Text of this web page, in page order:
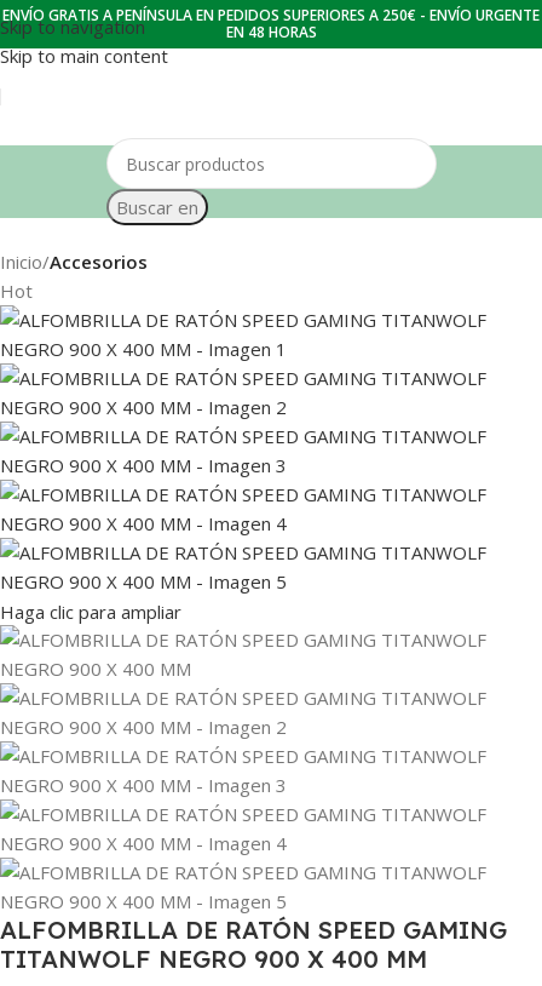
Skip to navigation
Skip to main content
ENVÍO GRATIS A PENÍNSULA EN PEDIDOS SUPERIORES A 250€ - ENVÍO URGENTE
EN 48 HORAS
Buscar en
Inicio Accesorios
Hot
Haga clic para ampliar
ALFOMBRILLA DE RATÓN SPEED GAMING
TITANWOLF NEGRO 900 X 400 MM